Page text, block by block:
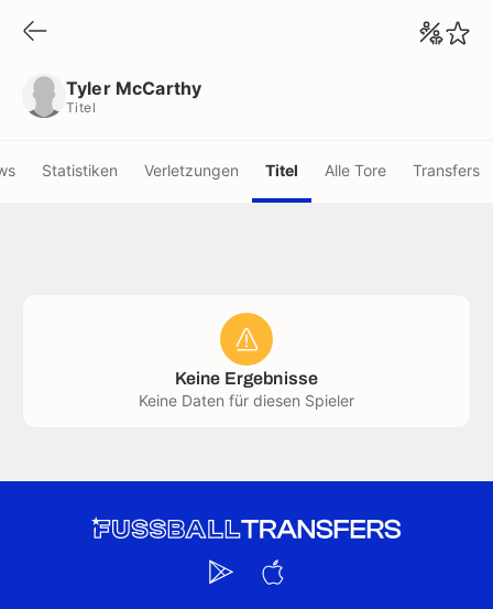
Tyler McCarthy
Titel
Statistiken Verletzungen Titel Alle Tore Transfers
Keine Ergebnisse
Keine Daten für diesen Spieler